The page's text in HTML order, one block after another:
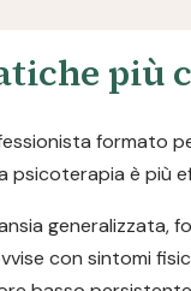
più
formato
psicoterapia è più
generalizzata,
con sintomi